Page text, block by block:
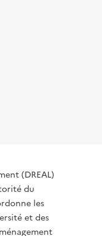
(DREAL)
du
les
et des